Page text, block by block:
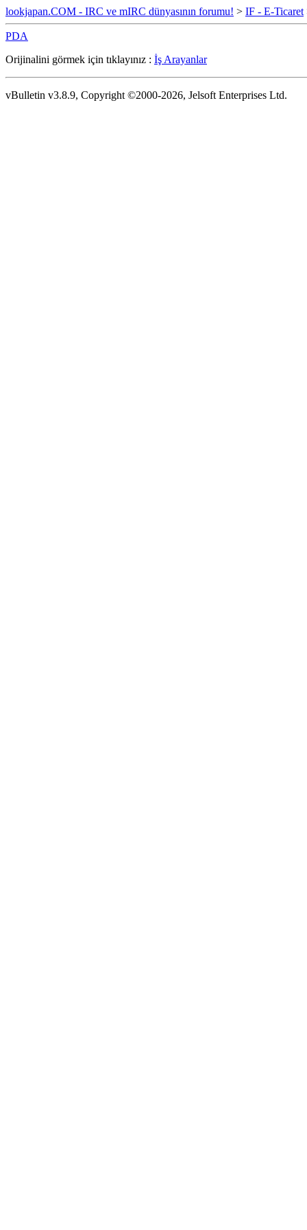
lookjapan.COM - IRC ve mIRC dünyasının forumu! > IF - E-Ticaret
PDA
Orijinalini görmek için tıklayınız : İş Arayanlar
vBulletin v3.8.9, Copyright ©2000-2026, Jelsoft Enterprises Ltd.